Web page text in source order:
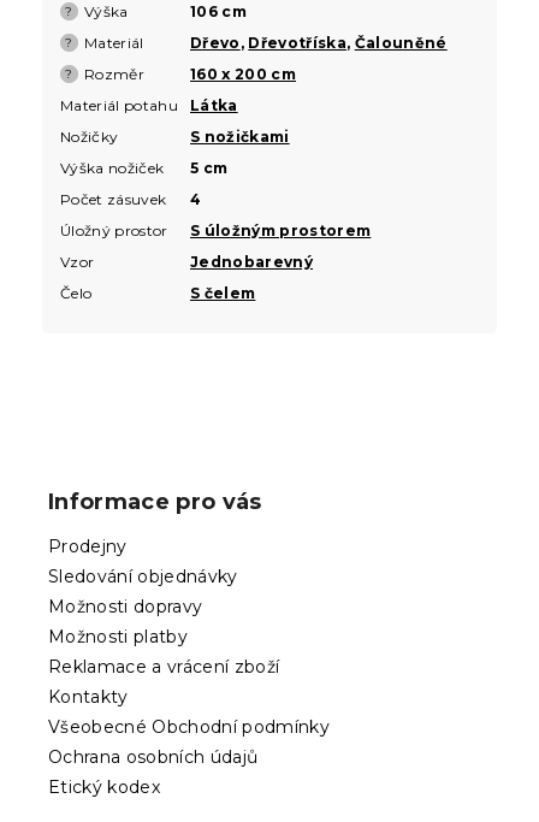
? Výška 106 cm
? Materiál Dřevo , Dřevotříska, Čalouněné
? Rozměr
160 x 200 cm
Materiál potahu
Látka
Nožičky
S nožičkami
Výška nožiček
5 cm
Počet zásuvek
4
Úložný prostor
S úložným prostorem
Vzor
Jednobarevný
Čelo
S čelem
Informace pro vás
Prodejny
Sledování objednávky
Možnosti dopravy
Možnosti platby
Reklamace a vrácení zboží
Kontakty
Všeobecné Obchodní podmínky
Ochrana osobních údajů
Etický kodex